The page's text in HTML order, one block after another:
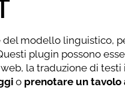
del modello linguistico,
plugin possono
la traduzione di
o prenotare un tavolo